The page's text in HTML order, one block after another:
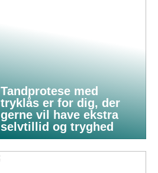
Tandprotese med
tryklås er for dig, der
gerne vil have ekstra
selvtillid og tryghed